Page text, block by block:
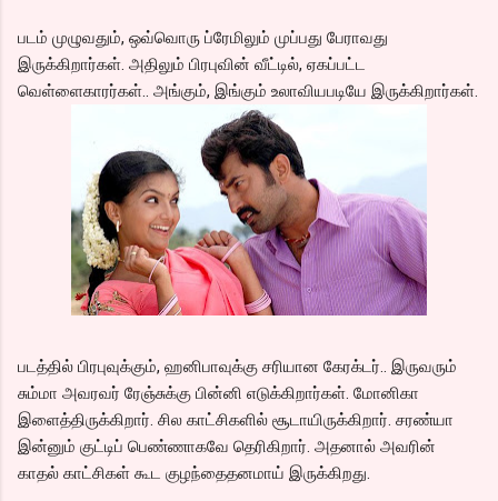
படம் முழுவதும், ஒவ்வொரு ப்ரேமிலும் முப்பது பேராவது
இருக்கிறார்கள். அதிலும் பிரபுவின் வீட்டில், ஏகப்பட்ட
வெள்ளைகாரர்கள்.. அங்கும், இங்கும் உலாவியபடியே இருக்கிறார்கள்.
படத்தில் பிரபுவுக்கும், ஹனிபாவுக்கு சரியான கேரக்டர்.. இருவரும்
சும்மா அவரவர் ரேஞ்சுக்கு பின்னி எடுக்கிறார்கள். மோனிகா
இளைத்திருக்கிறார். சில காட்சிகளில் சூடாயிருக்கிறார். சரண்யா
இன்னும் குட்டிப் பெண்ணாகவே தெரிகிறார். அதனால் அவரின்
காதல் காட்சிகள் கூட குழந்தைதனமாய் இருக்கிறது.